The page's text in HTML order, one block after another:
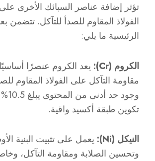
تؤثر إضافة عناصر السبائك الأخرى
الفولاذ المقاوم للصدأ للتآكل. تتضمن
الرئيسية ما يلي:
الكروم (Cr):
يعد الكروم عنصرًا
مقاومة التآكل على الفولاذ المقاوم
وجود
تكوين طبقة أكسيد واقية.
النيكل (Ni):
يعمل على تثبيت البنية
وتحسين الصلابة ومقاومة التآكل،